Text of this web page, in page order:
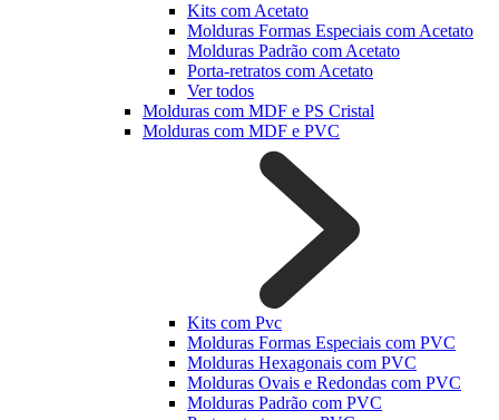
Kits com Acetato
Molduras Formas Especiais com Acetato
Molduras Padrão com Acetato
Porta-retratos com Acetato
Ver todos
Molduras com MDF e PS Cristal
Molduras com MDF e PVC
Kits com Pvc
Molduras Formas Especiais com PVC
Molduras Hexagonais com PVC
Molduras Ovais e Redondas com PVC
Molduras Padrão com PVC